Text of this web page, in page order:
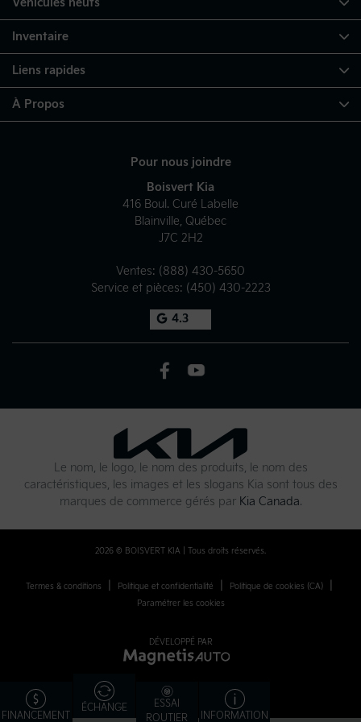
FINANCEMENT ÉCHANGE
ESSAI
ROUTIER
INFORMATION
Pour nous joindre
Boisvert Kia
416 Boul. Curé Labelle
Blainville, Québec
J7C 2H2
Ventes: (888) 430-5650
Service et pièces: (450) 430-2223
4.3
Véhicules neufs
Inventaire
Liens rapides
À Propos
Le nom, le logo, le nom des produits, le nom des
caractéristiques, les images et les slogans Kia sont tous des
marques de commerce gérés par Kia Canada.
2026 © BOISVERT KIA | Tous droits réservés.
Termes & conditions Politique et confidentialité Politique de cookies (CA)|
Paramétrer les cookies
DÉVELOPPÉ PAR